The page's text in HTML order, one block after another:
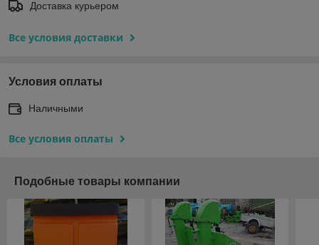
Доставка курьером
Все условия доставки
Условия оплаты
Наличными
Все условия оплаты
Подобные товары компании